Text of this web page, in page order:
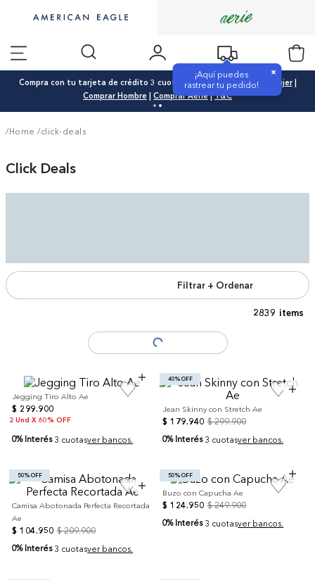
¡Aquí puedes
rastrear tu pedido!
×
Compra con tu tarjeta de crédito 3 cuotas 0% interés |Comprar Mujer|
Comprar Hombre | Comprar Aerie|T&C
/Home /click-deals
Click Deals
Filtrar + Ordenar
2839
Mostrar Anteriores
Jegging Tiro Alto Ae
$ 299.900
2 Und X 60% OFF
0% Interés 3 cuotasver bancos.
40% OFF
Jean Skinny con Stretch Ae
$ 179.940 $ 299.900
0% Interés 3 cuotasver bancos.
50% OFF
Camisa Abotonada Perfecta Recortada
Ae
$ 104.950 $ 209.900
0% Interés 3 cuotasver bancos.
50% OFF
Buzo con Capucha Ae
$ 124.950 $ 249.900
0% Interés 3 cuotasver bancos.